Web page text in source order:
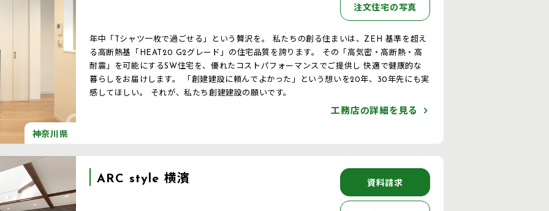
神奈川県
注文住宅の写真
年中「Tシャツ一枚で過ごせる」という贅沢を。 私たちの創る住まいは、ZEH 基準を超え
る高断熱基「HEAT20 G2グレード」の住宅品質を誇ります。 その「高気密・高断熱・高
耐震」を可能にするSW住宅を、優れたコストパフォーマンスでご提供し 快適で健康的な
暮らしをお届けします。 「創建建設に頼んでよかった」という想いを20年、30年先にも実
感してほしい。 それが、私たち創建建設の願いです。
工務店の詳細を見る
ARC style 横濱 資料請求